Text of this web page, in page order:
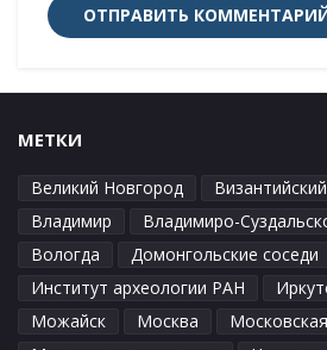
МЕТКИ
Великий Новгород
Владимир
Владимиро-
Вологда
Домонгольские соседи
Институт археологии РАН
Можайск
Москва